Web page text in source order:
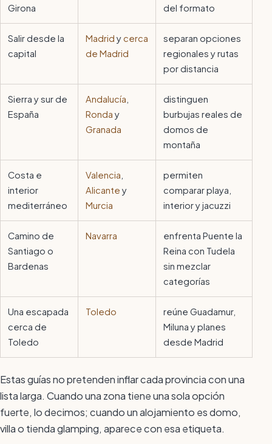
Girona
del formato
Salir desde la
capital
Madrid ycerca
de Madrid
separan opciones
regionales y rutas
por distancia
Sierra y sur de
España
Andalucía
Ronda y
Granada
distinguen
burbujas reales de
domos de
montaña
Costa e
interior
mediterráneo
Valencia
Alicante y
Murcia
permiten
comparar playa,
interior y jacuzzi
Camino de
Santiago o
Bardenas
Navarra
enfrenta Puente la
Reina con Tudela
sin mezclar
categorías
Una escapada
cerca de
Toledo
Toledo
reúne Guadamur,
Miluna y planes
desde Madrid
Estas guías no pretenden inflar cada provincia con una
lista larga. Cuando una zona tiene una sola opción
fuerte, lo decimos; cuando un alojamiento es domo,
villa o tienda glamping, aparece con esa etiqueta.